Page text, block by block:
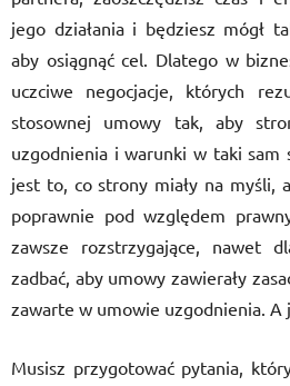
jego działania i będziesz mógł
aby osiągnąć cel. Dlatego w
uczciwe negocjacje, których
stosownej umowy tak, aby
uzgodnienia i warunki w taki sam
jest to, co strony miały na myśli,
poprawnie pod względem
zawsze rozstrzygające, nawet
zadbać, aby umowy zawierały
zawarte w umowie uzgodnienia. A
Musisz przygotować pytania,